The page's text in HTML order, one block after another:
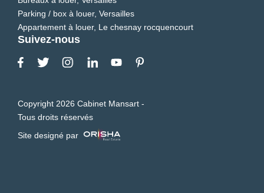
Parking / box à louer, Versailles
Appartement à louer, Le chesnay rocquencourt
Suivez-nous
Copyright 2026 Cabinet Mansart -
Tous droits réservés
Site designé par